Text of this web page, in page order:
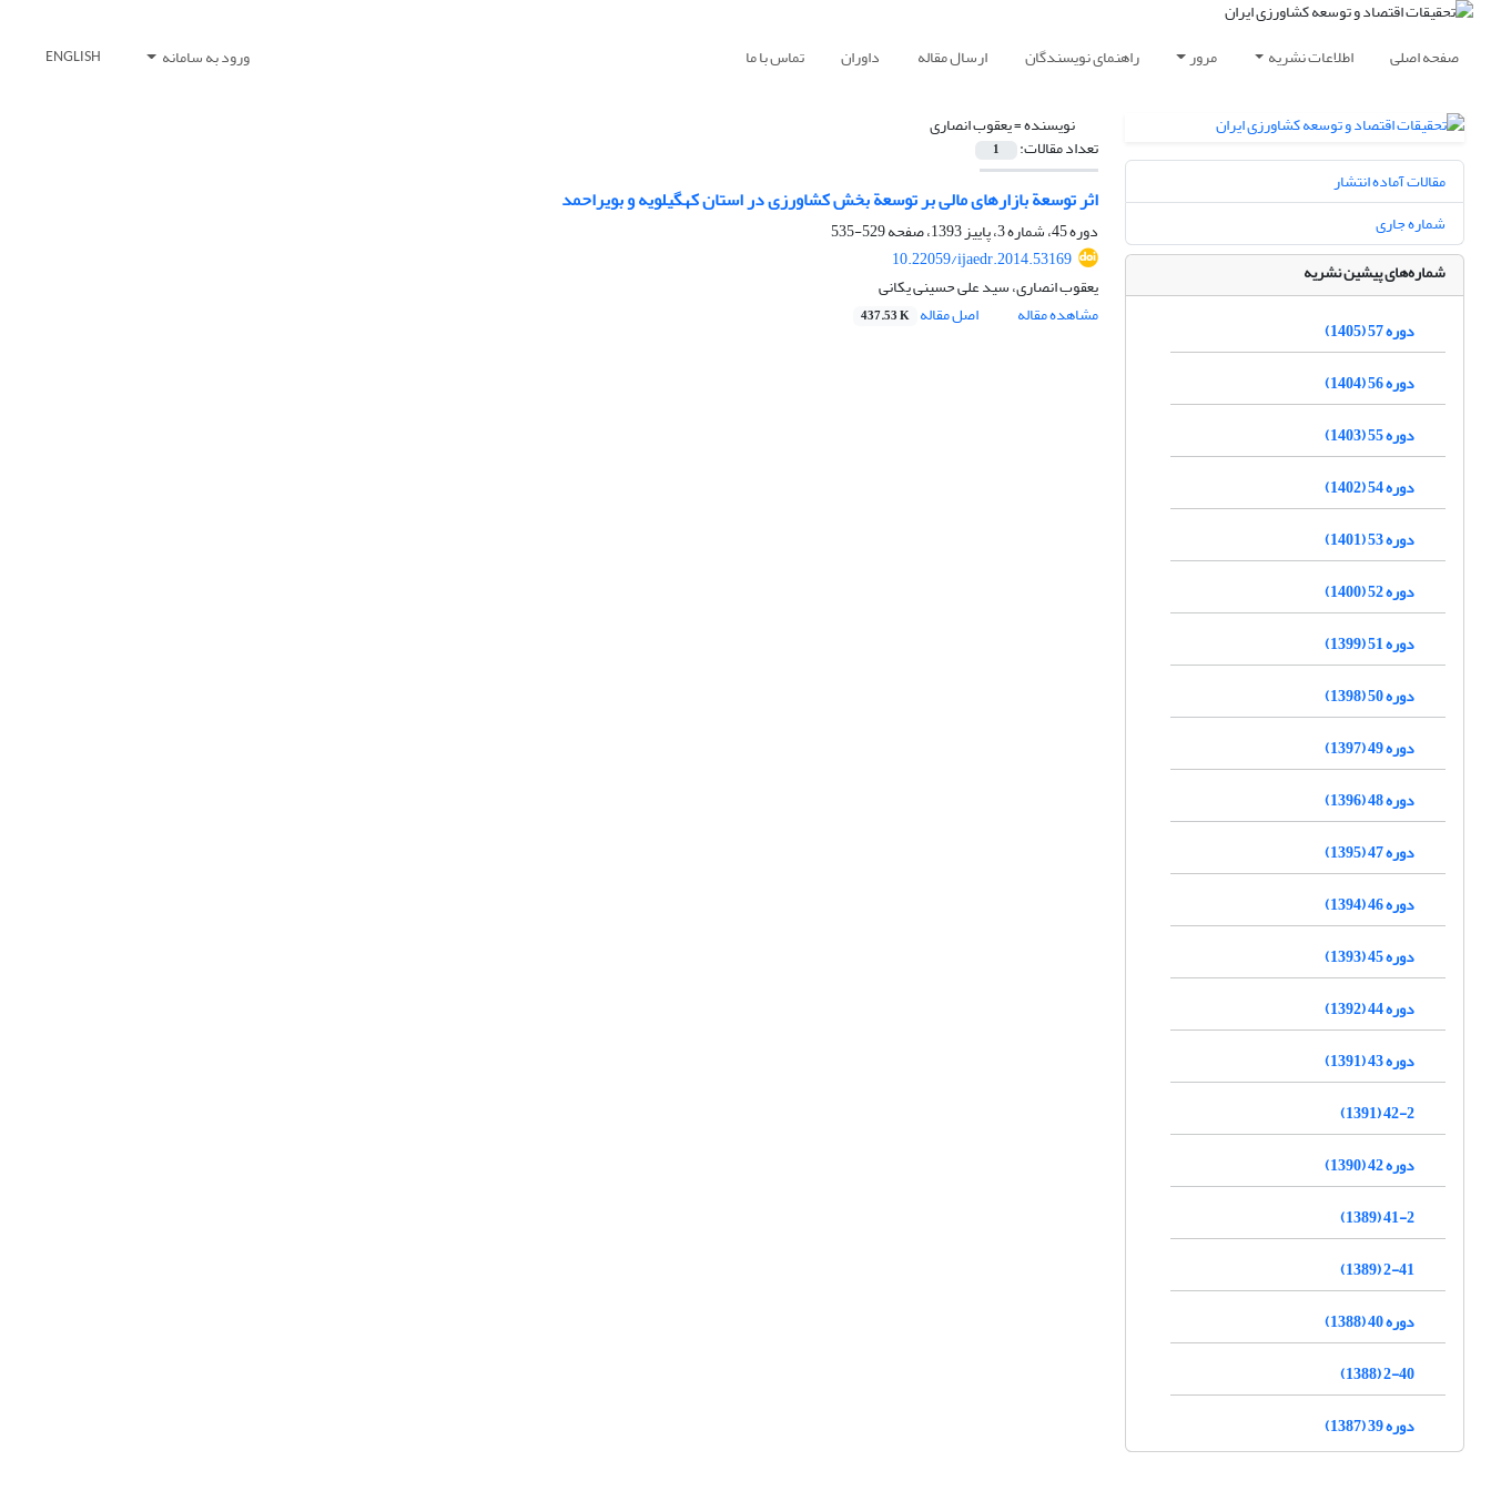
صفحه اصلی اطلاعات نشریه مرور راهنمای نویسندگان ارسال مقاله داوران تماس با ما ورود به سامانه ENGLISH
نویسنده =یعقوب انصاری
تعداد مقالات: 1
اثر توسعة بازارهای مالی بر توسعة بخش کشاورزی در استان کهگیلویه و بویراحمد
دوره 45، شماره 3، پاییز 1393، صفحه
529-535
10.22059/ijaedr.2014.53169
یعقوب انصاری، سید علی حسینی یکانی
مشاهده مقاله
اصل مقاله 437.53 K
مقالات آماده انتشار
شماره جاری
شماره‌های پیشین نشریه
دوره 57 (1405)
دوره 56 (1404)
دوره 55 (1403)
دوره 54 (1402)
دوره 53 (1401)
دوره 52 (1400)
دوره 51 (1399)
دوره 50 (1398)
دوره 49 (1397)
دوره 48 (1396)
دوره 47 (1395)
دوره 46 (1394)
دوره 45 (1393)
دوره 44 (1392)
دوره 43 (1391)
42-2 (1391)
دوره 42 (1390)
41-2 (1389)
2-41 (1389)
دوره 40 (1388)
2-40 (1388)
دوره 39 (1387)